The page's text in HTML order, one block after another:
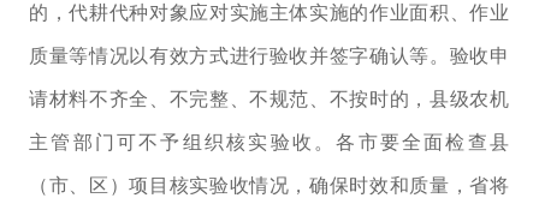
的，代耕代种对象应对实施主体实施的作业面积、作业
质量等情况以有效方式进行验收并签字确认等。验收申
请材料不齐全、不完整、不规范、不按时的，县级农机
主管部门可不予组织核实验收。各市要全面检查县
（市、区）项目核实验收情况，确保时效和质量，省将